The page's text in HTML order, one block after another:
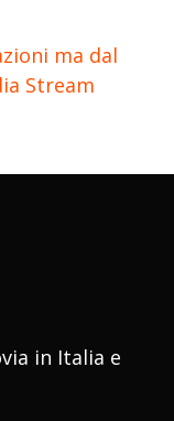
ma dal
Stream
in Italia e